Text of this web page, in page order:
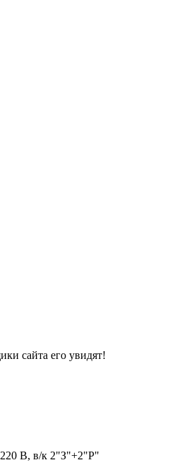
сайта его увидят!
В, в/к 2"З"+2"Р"